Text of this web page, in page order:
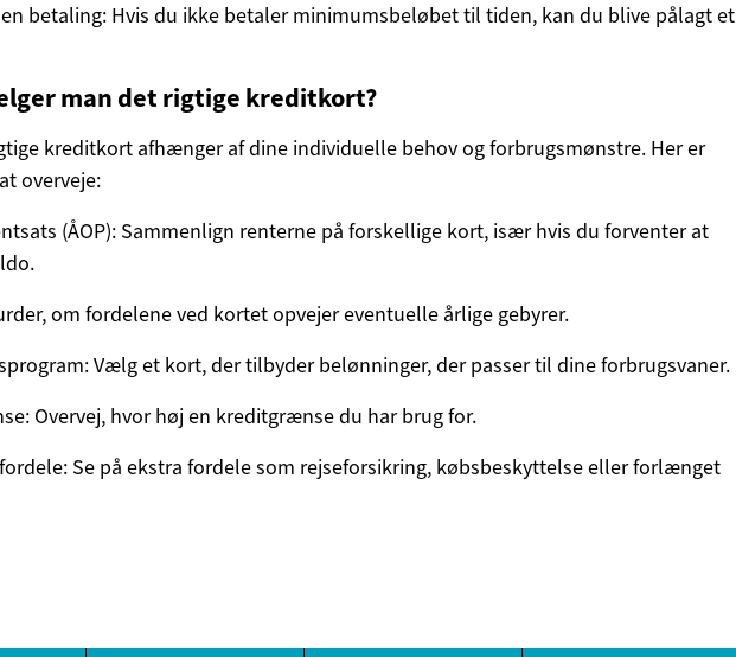
betaling: Hvis du ikke betaler minimumsbeløbet til tiden, kan du blive pålagt et
man det rigtige kreditkort?
kreditkort afhænger af dine individuelle behov og forbrugsmønstre. Her er
overveje:
(ÅOP): Sammenlign renterne på forskellige kort, især hvis du forventer at
om fordelene ved kortet opvejer eventuelle årlige gebyrer.
Vælg et kort, der tilbyder belønninger, der passer til dine forbrugsvaner.
Overvej, hvor høj en kreditgrænse du har brug for.
Se på ekstra fordele som rejseforsikring, købsbeskyttelse eller forlænget